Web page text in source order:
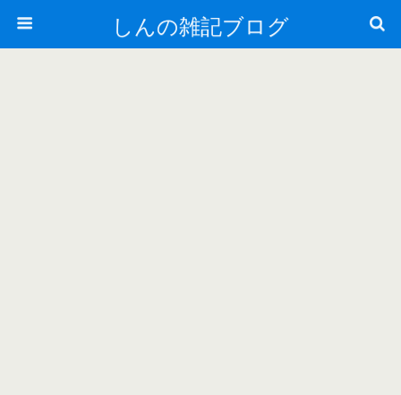
しんの雑記ブログ